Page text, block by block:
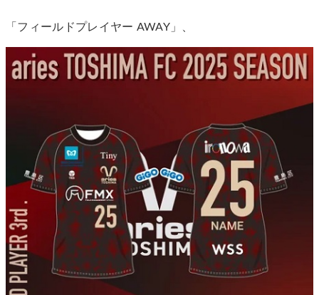
「フィールドプレイヤー AWAY」、